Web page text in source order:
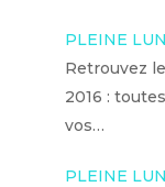
PLEINE
Retrouvez
2016 :
vos…
PLEINE